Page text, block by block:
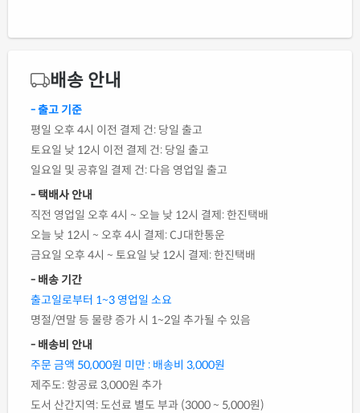
배송 안내
- 출고 기준
평일 오후 4시 이전 결제 건: 당일 출고
토요일 낮 12시 이전 결제 건: 당일 출고
일요일 및 공휴일 결제 건: 다음 영업일 출고
- 택배사 안내
직전 영업일 오후 4시 ~ 오늘 낮 12시 결제: 한진택배
오늘 낮 12시 ~ 오후 4시 결제: CJ대한통운
금요일 오후 4시 ~ 토요일 낮 12시 결제: 한진택배
- 배송 기간
출고일로부터 1~3 영업일 소요
명절/연말 등 물량 증가 시 1~2일 추가될 수 있음
- 배송비 안내
주문 금액 50,000원 미만 : 배송비 3,000원
제주도: 항공료 3,000원 추가
도서 산간지역: 도선료 별도 부과 (3000 ~ 5,000원)